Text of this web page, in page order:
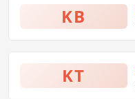
KB
KT